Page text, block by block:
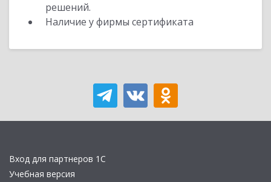
решений.
Наличие у фирмы сертификата
Вход для партнеров 1С
Учебная версия